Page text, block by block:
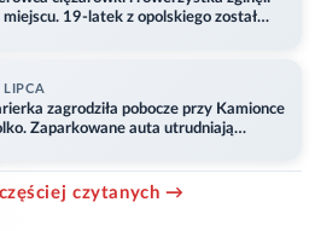
miejscu. 19-latek z opolskiego został
LIPCA
zagrodziła pobocze przy Kamionce
Zaparkowane auta utrudniają
czytanych →